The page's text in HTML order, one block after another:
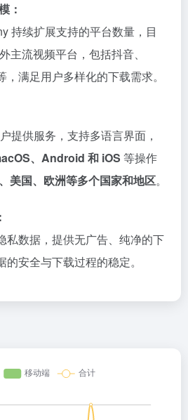
：
持续扩展支持的平台数量，目
主流视频平台，包括抖音、
满足用户多样化的下载需求。
提供服务，支持多语言界面，
、Android 和 iOS 等操作
美国、欧洲等多个国家和地区。
私数据，提供无广告、纯净的下
安全与下载过程的稳定。